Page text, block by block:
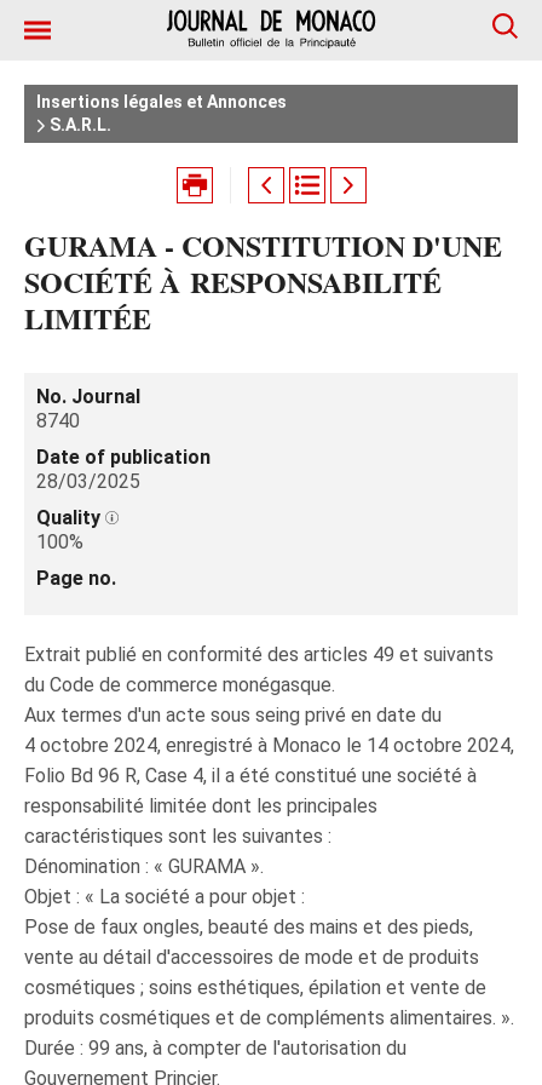
Insertions légales et Annonces
S.A.R.L.
GURAMA - CONSTITUTION D'UNE
SOCIÉTÉ À RESPONSABILITÉ
LIMITÉE
No. Journal
8740
Date of publication
28/03/2025
Quality
100%
Page no.
Extrait publié en conformité des articles 49 et suivants
du Code de commerce monégasque.
Aux termes d'un acte sous seing privé en date du
4 octobre 2024, enregistré à Monaco le 14 octobre 2024,
Folio Bd 96 R, Case 4, il a été constitué une société à
responsabilité limitée dont les principales
caractéristiques sont les suivantes :
Dénomination : « GURAMA ».
Objet : « La société a pour objet :
Pose de faux ongles, beauté des mains et des pieds,
vente au détail d'accessoires de mode et de produits
cosmétiques ; soins esthétiques, épilation et vente de
produits cosmétiques et de compléments alimentaires. ».
Durée : 99 ans, à compter de l'autorisation du
Gouvernement Princier.